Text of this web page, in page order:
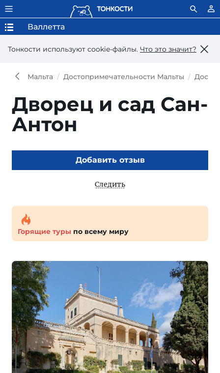
Тонкости используют сookie-файлы. Что это значит?
Валлетта
Мальта Достопримечательности Мальты
Дворец и сад Сан-
Антон
Добавить отзыв
Следить
Горящие туры по всему миру